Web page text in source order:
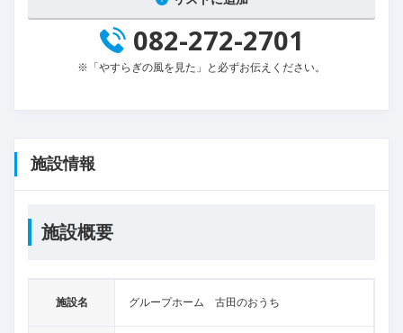
082-272-2701
※「やすらぎの風を見た」と必ずお伝えください。
施設情報
施設概要
施設名 グループホーム 古田のおうち